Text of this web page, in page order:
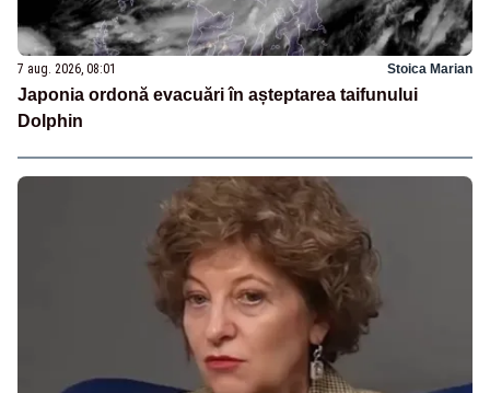
7 aug. 2026, 08:01 Stoica Marian
Japonia ordonă evacuări în așteptarea taifunului
Dolphin